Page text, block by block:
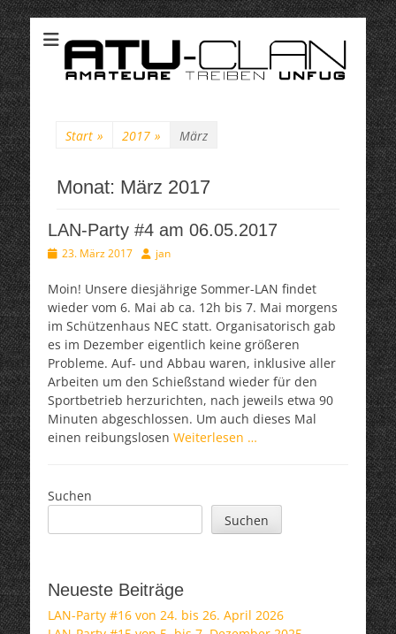
ATU-Clan
Start » 2017 » März
Monat: März 2017
LAN-Party #4 am 06.05.2017
Veröffentlicht
23. März 2017 Autor
jan
Moin! Unsere diesjährige Sommer-LAN findet
wieder vom 6. Mai ab ca. 12h bis 7. Mai morgens
im Schützenhaus NEC statt. Organisatorisch gab
es im Dezember eigentlich keine größeren
Probleme. Auf- und Abbau waren, inklusive aller
Arbeiten um den Schießstand wieder für den
Sportbetrieb herzurichten, nach jeweils etwa 90
Minuten abgeschlossen. Um auch dieses Mal
einen reibungslosen Weiterlesen …
Suchen
Suchen
Neueste Beiträge
LAN-Party #16 von 24. bis 26. April 2026